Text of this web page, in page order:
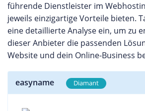
führende Dienstleister im
jeweils einzigartige Vorteile bieten.
eine detaillierte Analyse ein, um zu
dieser Anbieter die passenden
Website und dein Online-Business
easyname Diamant